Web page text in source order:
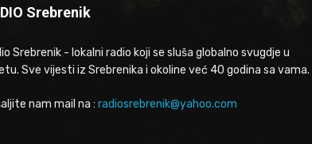
Srebrenik
Srebrenik - lokalni radio koji se sluša globalno svugdje u
Sve vijesti iz Srebrenika i okoline već 40 godina sa vama.
nam mail na : radiosrebrenik@yahoo.com